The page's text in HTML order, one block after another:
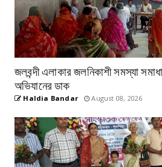
জলবন্দী এলাকার জলনিকাশী সমস্যা
অভিযানের ডাক
Haldia Bandar August 08, 2026